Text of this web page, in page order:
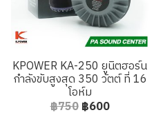
KPOWER KA-250 ยูนิตฮอร์น
กำลังขับสูงสุด 350 วัตต์ ที่ 16
โอห์ม
฿750 ฿600